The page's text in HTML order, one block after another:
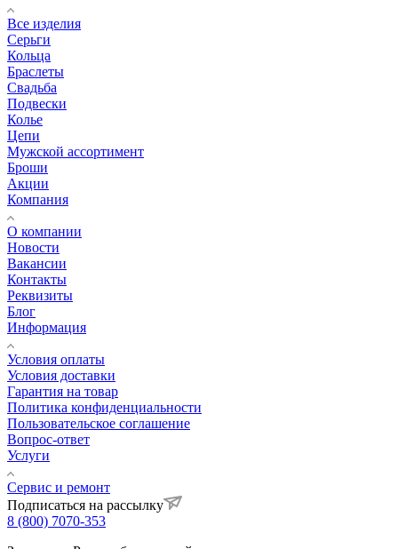
Все изделия
Серьги
Кольца
Браслеты
Свадьба
Подвески
Колье
Цепи
Мужской ассортимент
Броши
Акции
Компания
О компании
Новости
Вакансии
Контакты
Реквизиты
Блог
Информация
Условия оплаты
Условия доставки
Гарантия на товар
Политика конфиденциальности
Пользовательское соглашение
Вопрос-ответ
Услуги
Сервис и ремонт
Подписаться на рассылку
8 (800) 7070-353